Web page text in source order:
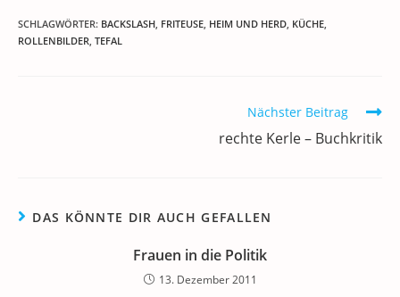
c
e
itt
er
ai
l
k at e
m
re
a
le
SCHLAGWÖRTER: BACKSLASH, FRITEUSE, HEIM UND HERD, KÜCHE,
ROLLENBILDER, TEFAL
Nächster Beitrag
rechte Kerle – Buchkritik
DAS KÖNNTE DIR AUCH GEFALLEN
Frauen in die Politik
13. Dezember 2011